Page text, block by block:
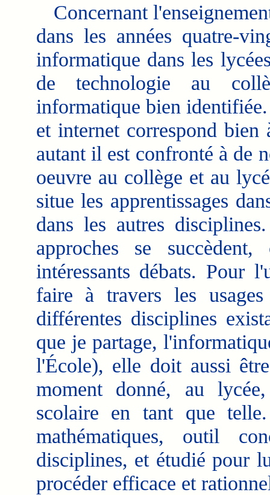
Concernant
dans les années quatre-
informatique dans les
de technologie au
informatique bien
et internet correspond
autant il est confronté à de
oeuvre au collège et au
situe les apprentissages
dans les autres
approches se
intéressants débats. Pour
faire à travers les
différentes disciplines
que je partage,
l'École), elle doit aussi
moment donné, au
scolaire en tant que
mathématiques, outil
disciplines, et étudié pour
procéder efficace et